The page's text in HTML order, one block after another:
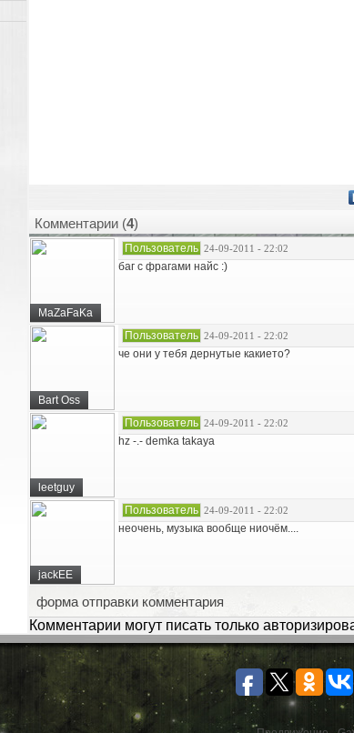
Комментарии (4)
MaZaFaKa
Пользователь 24-09-2011 - 22:02
баг с фрагами найс :)
Bart Oss
Пользователь 24-09-2011 - 22:02
че они у тебя дернутые какието?
leetguy
Пользователь 24-09-2011 - 22:02
hz -.- demka takaya
jackEE
Пользователь 24-09-2011 - 22:02
неочень, музыка вообще ниочём....
форма отправки комментария
Комментарии могут писать только